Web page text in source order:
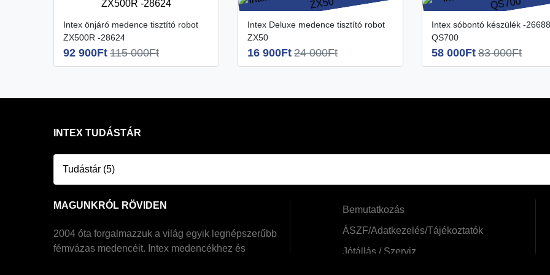
Intex önjáró medence tisztító robot
ZX500R -28624
92 900Ft 115 000Ft
Intex Deluxe medence tisztító robot
ZX50
16 900Ft 24 000Ft
Intex sóbontó készülék -26688
QS700
58 000Ft 83 000Ft
INTEX TUDÁSTÁR
Tudástár (5)
MAGUNKRÓL RÖVIDEN
2004 óta forgalmazzuk a világ egyik legnépszerűbb
fémvázas medencéit. Intex medencékhez és
Bemutatkozás
ÁSZF/Adatkezelés/Tájékoztatók
Jótállás / Szerviz